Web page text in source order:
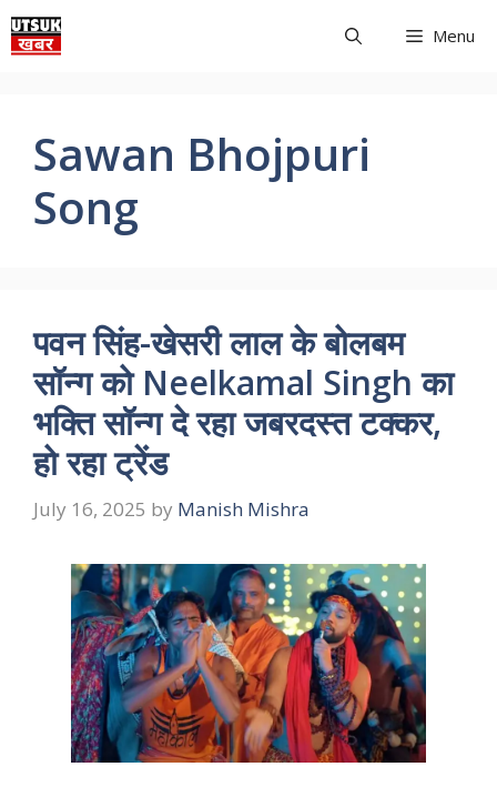
Skip
to
Menu
Sawan Bhojpuri
Song
पवन सिंह-खेसरी लाल के बोलबम
सॉन्ग को Neelkamal Singh का
भक्ति सॉन्ग दे रहा जबरदस्त टक्कर,
हो रहा ट्रेंड
July 16, 2025 by Manish Mishra